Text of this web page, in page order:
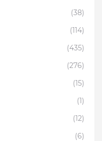
(38)
(114)
(435)
(276)
(15)
(1)
(12)
(6)